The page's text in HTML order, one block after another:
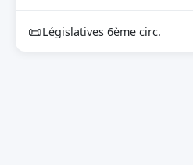
📜Législatives 6ème circ.